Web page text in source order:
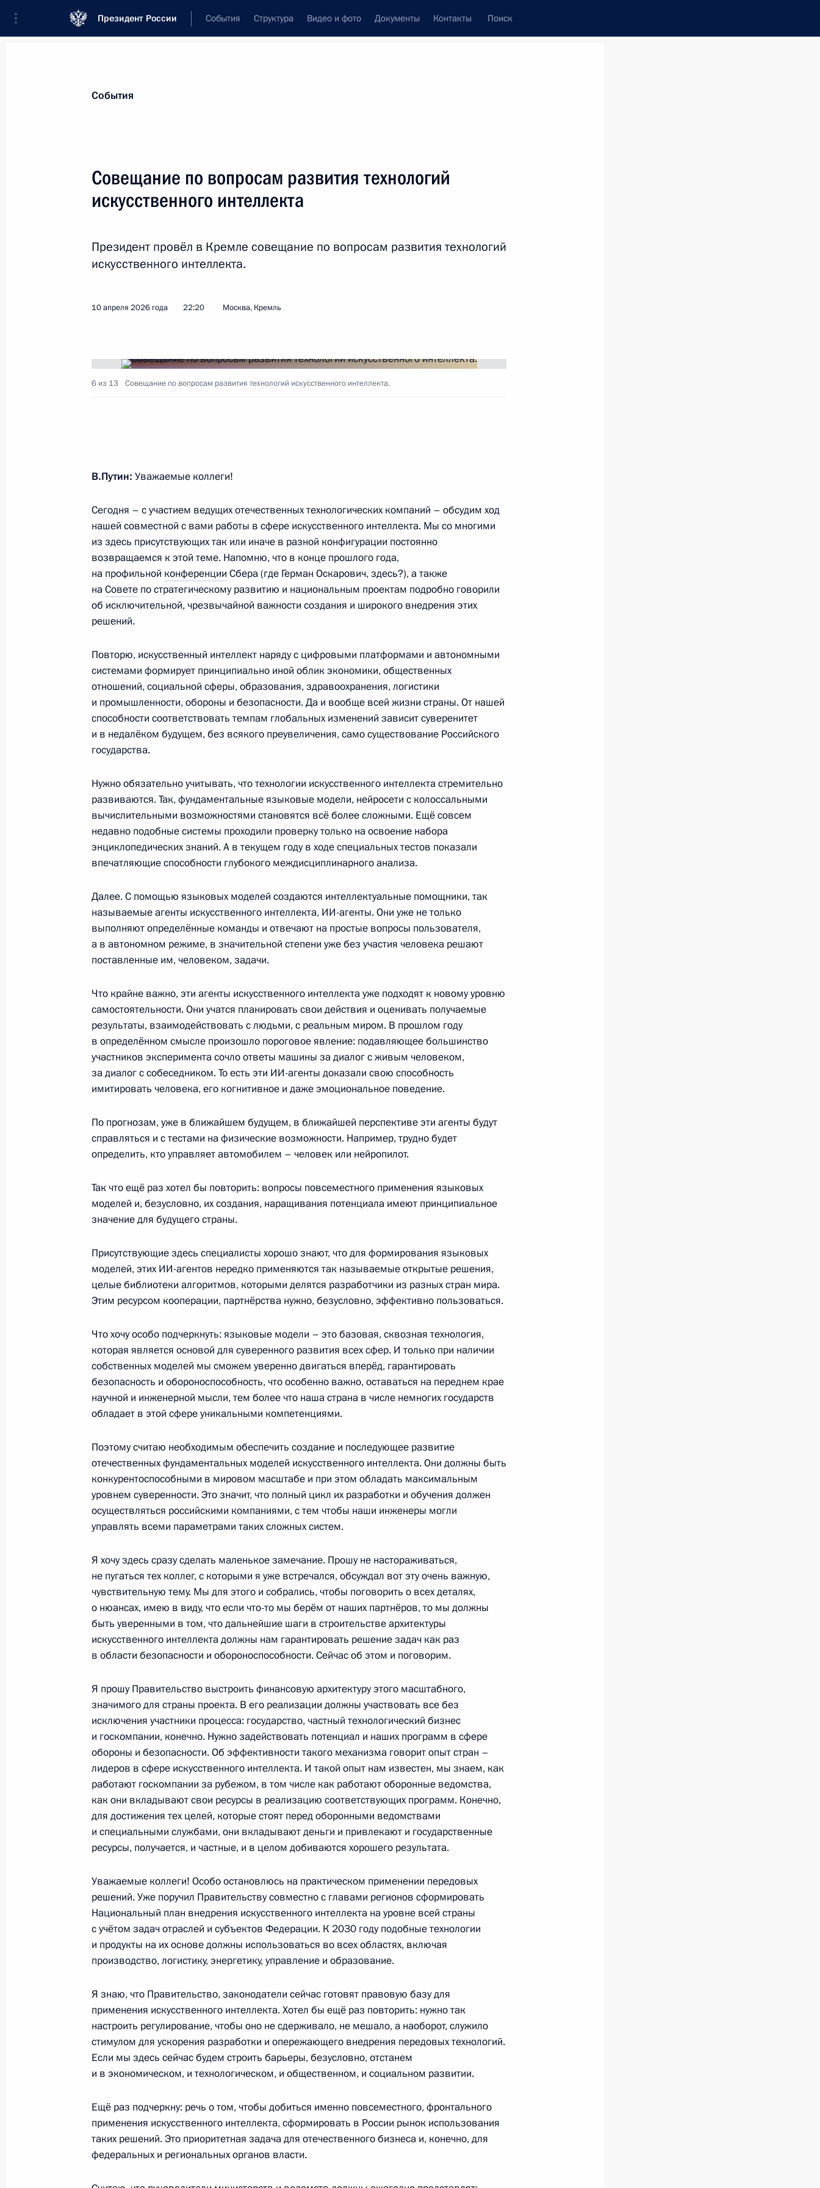
Президент России События Структура Видео и фото Документы Контакты Поиск
эффективности сохранения объектов культурного наследия,
Семинар-совещание по развитию экосистем цифровой
9 июля 2026 года, 17:00
Заседание межведомственной рабочей группы по развитию
экосистем цифровой экономики и цифровых платформ
9 июня 2026 года, 15:30
Заседание Комиссии по вопросам развития технологий
искусственного интеллекта
15 мая 2026 года, 15:00
интеллекта
10 апреля 2026 года, 22:20
Образована Комиссия при Президенте по вопросам развития
26 февраля 2026 года, 15:45
Образован Национальный комитет по вопросам делового
сотрудничества в БРИКС
16 февраля 2026 года, 19:30
Принята декларация лидеров Южно-Африканского саммита
«Группы двадцати»
23 ноября 2025 года, 11:15
Встреча с членами Общероссийской общественной организации
«Деловая Россия»
23 января 2025 года, 18:00
Конференция «Путешествие в мир искусственного интеллекта»
11 декабря 2024 года, 19:05
Совещание с председателями комиссий Госсовета
по направлениям социально-экономического развития
Максим Орешкин назначен спецпредставителем Президента
по финансово-экономическому сотрудничеству со странами
БРИКС
19 октября 2024 года, 11:30
Максим Орешкин назначен председателем оргкомитета
по подготовке и проведению ПМЭФ
3 октября 2024 года, 14:40
Посещение индустриального парка «Руднево»
2 октября 2024 года, 16:50
Семинар-совещание по подготовке к расширенному заседанию
Президиума Госсовета «О развитии экспорта»
24 сентября 2024 года, 17:00
Совещание с председателями комиссий Госсовета
24 июля 2024 года, 16:00
Совещание о развитии топливно-энергетического комплекса
20 мая 2024 года, 19:30
Подписаны указы о назначении в руководстве Администрации
Президента
14 мая 2024 года, 10:50
Показать предыдущие материалы
События
Совещание по вопросам развития технологий
искусственного интеллекта
Президент провёл в Кремле совещание по вопросам развития технологий
искусственного интеллекта.
10 апреля 2026 года 22:20 Москва, Кремль
6 из 13 Совещание по вопросам развития технологий искусственного интеллекта.
В.Путин: Уважаемые коллеги!
Сегодня – с участием ведущих отечественных технологических компаний – обсудим ход
нашей совместной с вами работы в сфере искусственного интеллекта. Мы со многими
из здесь присутствующих так или иначе в разной конфигурации постоянно
возвращаемся к этой теме. Напомню, что в конце прошлого года,
на профильной конференции Сбера (где Герман Оскарович, здесь?), а также
наСовете по стратегическому развитию и национальным проектам подробно говорили
об исключительной, чрезвычайной важности создания и широкого внедрения этих
решений.
Повторю, искусственный интеллект наряду с цифровыми платформами и автономными
системами формирует принципиально иной облик экономики, общественных
отношений, социальной сферы, образования, здравоохранения, логистики
и промышленности, обороны и безопасности. Да и вообще всей жизни страны. От нашей
способности соответствовать темпам глобальных изменений зависит суверенитет
и в недалёком будущем, без всякого преувеличения, само существование Российского
государства.
Нужно обязательно учитывать, что технологии искусственного интеллекта стремительно
развиваются. Так, фундаментальные языковые модели, нейросети с колоссальными
вычислительными возможностями становятся всё более сложными. Ещё совсем
недавно подобные системы проходили проверку только на освоение набора
энциклопедических знаний. А в текущем году в ходе специальных тестов показали
впечатляющие способности глубокого междисциплинарного анализа.
Далее. С помощью языковых моделей создаются интеллектуальные помощники, так
называемые агенты искусственного интеллекта, ИИ-агенты. Они уже не только
выполняют определённые команды и отвечают на простые вопросы пользователя,
а в автономном режиме, в значительной степени уже без участия человека решают
поставленные им, человеком, задачи.
Что крайне важно, эти агенты искусственного интеллекта уже подходят к новому уровню
самостоятельности. Они учатся планировать свои действия и оценивать получаемые
результаты, взаимодействовать с людьми, с реальным миром. В прошлом году
в определённом смысле произошло пороговое явление: подавляющее большинство
участников эксперимента сочло ответы машины за диалог с живым человеком,
за диалог с собеседником. То есть эти ИИ-агенты доказали свою способность
имитировать человека, его когнитивное и даже эмоциональное поведение.
По прогнозам, уже в ближайшем будущем, в ближайшей перспективе эти агенты будут
справляться и с тестами на физические возможности. Например, трудно будет
определить, кто управляет автомобилем – человек или нейропилот.
Так что ещё раз хотел бы повторить: вопросы повсеместного применения языковых
моделей и, безусловно, их создания, наращивания потенциала имеют принципиальное
значение для будущего страны.
Присутствующие здесь специалисты хорошо знают, что для формирования языковых
моделей, этих ИИ-агентов нередко применяются так называемые открытые решения,
целые библиотеки алгоритмов, которыми делятся разработчики из разных стран мира.
Этим ресурсом кооперации, партнёрства нужно, безусловно, эффективно пользоваться.
Что хочу особо подчеркнуть: языковые модели – это базовая, сквозная технология,
которая является основой для суверенного развития всех сфер. И только при наличии
собственных моделей мы сможем уверенно двигаться вперёд, гарантировать
безопасность и обороноспособность, что особенно важно, оставаться на переднем крае
научной и инженерной мысли, тем более что наша страна в числе немногих государств
обладает в этой сфере уникальными компетенциями.
Поэтому считаю необходимым обеспечить создание и последующее развитие
отечественных фундаментальных моделей искусственного интеллекта. Они должны быть
конкурентоспособными в мировом масштабе и при этом обладать максимальным
уровнем суверенности. Это значит, что полный цикл их разработки и обучения должен
осуществляться российскими компаниями, с тем чтобы наши инженеры могли
управлять всеми параметрами таких сложных систем.
Я хочу здесь сразу сделать маленькое замечание. Прошу не настораживаться,
не пугаться тех коллег, с которыми я уже встречался, обсуждал вот эту очень важную,
чувствительную тему. Мы для этого и собрались, чтобы поговорить о всех деталях,
о нюансах, имею в виду, что если что-то мы берём от наших партнёров, то мы должны
быть уверенными в том, что дальнейшие шаги в строительстве архитектуры
искусственного интеллекта должны нам гарантировать решение задач как раз
в области безопасности и обороноспособности. Сейчас об этом и поговорим.
Я прошу Правительство выстроить финансовую архитектуру этого масштабного,
значимого для страны проекта. В его реализации должны участвовать все без
исключения участники процесса: государство, частный технологический бизнес
и госкомпании, конечно. Нужно задействовать потенциал и наших программ в сфере
обороны и безопасности. Об эффективности такого механизма говорит опыт стран –
лидеров в сфере искусственного интеллекта. И такой опыт нам известен, мы знаем, как
работают госкомпании за рубежом, в том числе как работают оборонные ведомства,
как они вкладывают свои ресурсы в реализацию соответствующих программ. Конечно,
для достижения тех целей, которые стоят перед оборонными ведомствами
и специальными службами, они вкладывают деньги и привлекают и государственные
ресурсы, получается, и частные, и в целом добиваются хорошего результата.
Уважаемые коллеги! Особо остановлюсь на практическом применении передовых
решений. Уже поручил Правительству совместно с главами регионов сформировать
Национальный план внедрения искусственного интеллекта на уровне всей страны
с учётом задач отраслей и субъектов Федерации. К 2030 году подобные технологии
и продукты на их основе должны использоваться во всех областях, включая
производство, логистику, энергетику, управление и образование.
Я знаю, что Правительство, законодатели сейчас готовят правовую базу для
применения искусственного интеллекта. Хотел бы ещё раз повторить: нужно так
настроить регулирование, чтобы оно не сдерживало, не мешало, а наоборот, служило
стимулом для ускорения разработки и опережающего внедрения передовых технологий.
Если мы здесь сейчас будем строить барьеры, безусловно, отстанем
и в экономическом, и технологическом, и общественном, и социальном развитии.
Ещё раз подчеркну: речь о том, чтобы добиться именно повсеместного, фронтального
применения искусственного интеллекта, сформировать в России рынок использования
таких решений. Это приоритетная задача для отечественного бизнеса и, конечно, для
федеральных и региональных органов власти.